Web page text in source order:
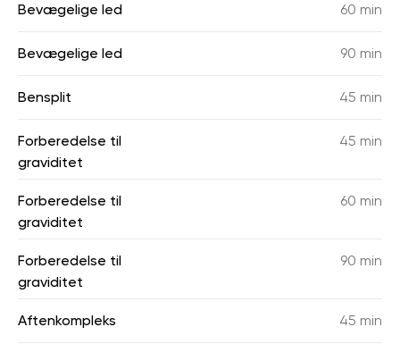
Bevægelige led 60 min
Bevægelige led 90 min
Bensplit 45 min
Forberedelse til
graviditet
45 min
Forberedelse til
graviditet
60 min
Forberedelse til
graviditet
90 min
Aftenkompleks 45 min